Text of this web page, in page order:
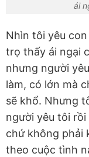
ái
Nhìn tôi yêu
trọ thấy ái ngại
nhưng người
làm, có lớn mà
sẽ khổ. Nhưng
người yêu tôi
chứ không phải
theo cuộc tình